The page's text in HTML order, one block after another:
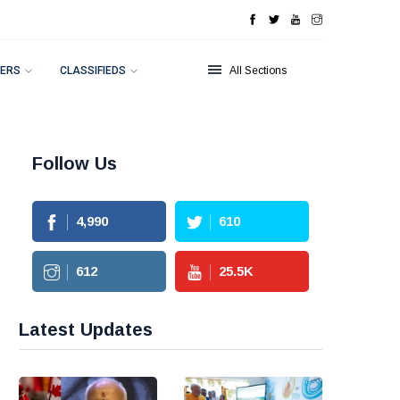
CLASSIFIEDS All Sections
Follow Us
4,990 610
612 25.5K
Latest Updates